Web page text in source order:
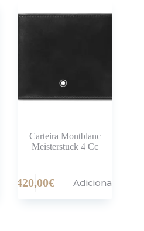
Carteira Montblanc
Meisterstuck 4 Cc
420,00€ Adicionar